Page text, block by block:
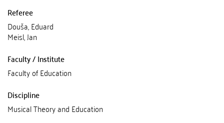
Referee
Douša, Eduard
Meisl, Jan
Faculty / Institute
Faculty of Education
Discipline
Musical Theory and Education